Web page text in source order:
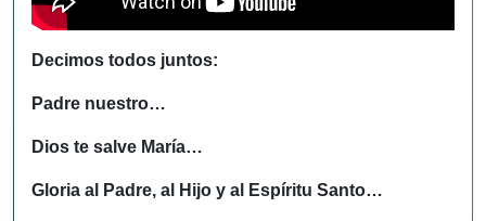
Decimos todos juntos:
Padre nuestro…
Dios te salve María…
Gloria al Padre, al Hijo y al Espíritu Santo…